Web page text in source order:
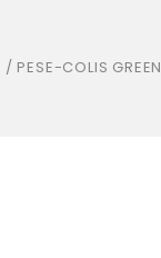
/ PESE-COLIS